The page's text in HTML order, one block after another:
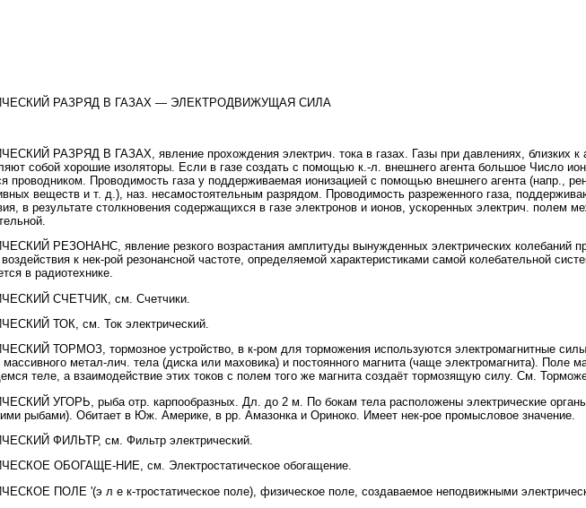
РАЗРЯД В ГАЗАХ — ЭЛЕКТРОДВИЖУЩАЯ СИЛА
РАЗРЯД В ГАЗАХ, явление прохождения электрич. тока в газах. Газы при давлениях, близких к
собой хорошие изоляторы. Если в газе создать с помощью к.-л. внешнего агента большое Число
проводником. Проводимость газа у поддерживаемая ионизацией с помощью внешнего агента (напр.,
веществ и т. д.), наз. несамостоятельным разрядом. Проводимость разреженного газа,
в результате столкновения содержащихся в газе электронов и ионов, ускоренных электрич. полем
РЕЗОНАНС, явление резкого возрастания амплитуды вынужденных электрических колебаний
к нек-рой резонансной частоте, определяемой характеристиками самой колебательной
в радиотехнике.
СЧЕТЧИК, см. Счетчики.
ТОК, см. Ток электрический.
ТОРМОЗ, тормозное устройство, в к-ром для торможения используются электромагнитные
метал-лич. тела (диска или маховика) и постоянного магнита (чаще электромагнита). Поле
теле, а взаимодействие этих токов с полем того же магнита создаёт тормозящую силу. См.
УГОРЬ, рыба отр. карпообразных. Дл. до 2 м. По бокам тела расположены электрические
рыбами). Обитает в Юж. Америке, в рр. Амазонка и Ориноко. Имеет нек-рое промысловое значение.
ФИЛЬТР, см. Фильтр электрический.
ОБОГАЩЕ-НИЕ, см. Электростатическое обогащение.
ПОЛЕ '(э л е к-тростатическое поле), физическое поле, создаваемое неподвижными